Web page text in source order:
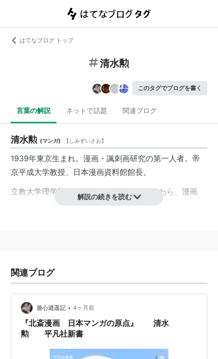
はてなブログ トップ
清水勲
このタグでブログを書く
言葉の解説 ネットで話題 関連ブログ
清水勲 (マンガ) 【 しみずいさお】
1939年東京生まれ。漫画・諷刺画研究の第一人者。帝
京平成大学教授、日本漫画資料館館長。
立教大学理学部数学家卒。会社勤務のかたわら、漫画
史・世相史の研究に従事。
解説の続きを読む
関連ブログ
遊心逍遥記 • 4ヶ月前
『北斎漫画 日本マンガの原点』 清水
勲 平凡社新書